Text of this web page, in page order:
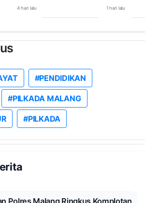
4 hari lalu 1 hari lalu
#PENDIDIKAN
#PILKADA MALANG
#PILKADA
Polres Malang Ringkus Komplotan